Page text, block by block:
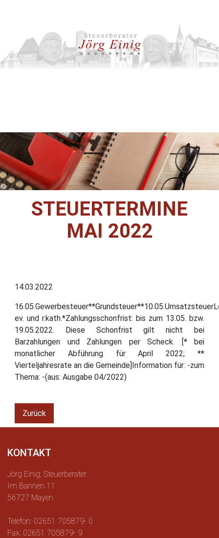
STEUERTERMINE
MAI 2022
14.03.2022
ev. und r.kath.*Zahlungsschonfrist: bis zum 13.05. bzw.
19.05.2022. Diese Schonfrist gilt nicht bei
Barzahlungen und Zahlungen per Scheck. [* bei
monatlicher Abführung für April 2022; **
Vierteljahresrate an die Gemeinde]Information für: -zum
Thema: -(aus: Ausgabe 04/2022)
Zurück
KONTAKT
Jörg Einig, Steuerberater
Im Bannen 11
56727 Mayen
Telefon: 02651 705879- 0
Fax: 02651 705879- 9